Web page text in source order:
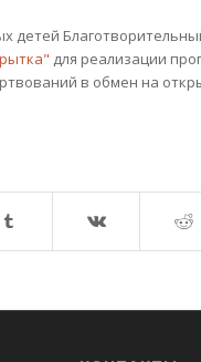
детей
для реализации
в обмен на